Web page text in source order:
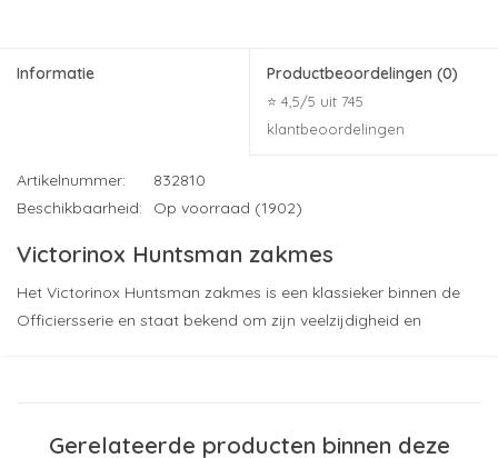
Informatie Productbeoordelingen (0)
⭐ 4,5/5 uit 745
klantbeoordelingen
Artikelnummer:
832810
Beschikbaarheid:
Op voorraad (1902)
Victorinox Huntsman zakmes
Het Victorinox Huntsman zakmes is een klassieker binnen de
Officiersserie en staat bekend om zijn veelzijdigheid en
Gerelateerde producten binnen deze